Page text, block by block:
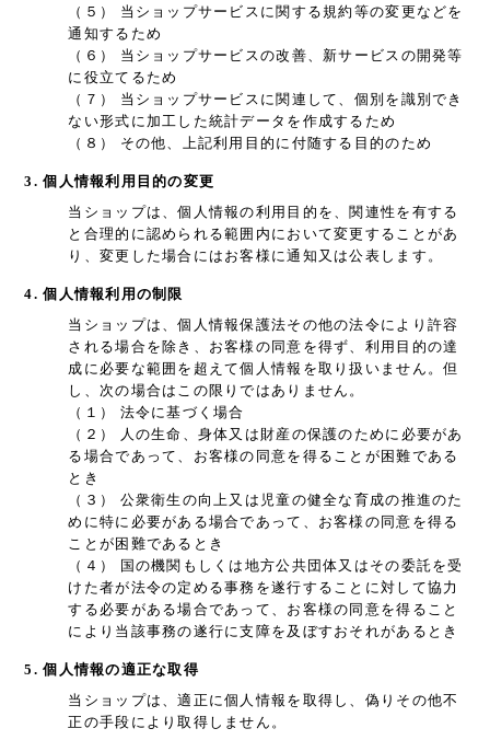
（５） 当ショップサービスに関する規約等の変更などを
通知するため
（６） 当ショップサービスの改善、新サービスの開発等
に役立てるため
（７） 当ショップサービスに関連して、個別を識別でき
ない形式に加工した統計データを作成するため
（８） その他、上記利用目的に付随する目的のため
3. 個人情報利用目的の変更
当ショップは、個人情報の利用目的を、関連性を有する
と合理的に認められる範囲内において変更することがあ
り、変更した場合にはお客様に通知又は公表します。
4. 個人情報利用の制限
当ショップは、個人情報保護法その他の法令により許容
される場合を除き、お客様の同意を得ず、利用目的の達
成に必要な範囲を超えて個人情報を取り扱いません。但
し、次の場合はこの限りではありません。
（１） 法令に基づく場合
（２） 人の生命、身体又は財産の保護のために必要があ
る場合であって、お客様の同意を得ることが困難である
とき
（３） 公衆衛生の向上又は児童の健全な育成の推進のた
めに特に必要がある場合であって、お客様の同意を得る
ことが困難であるとき
（４） 国の機関もしくは地方公共団体又はその委託を受
けた者が法令の定める事務を遂行することに対して協力
する必要がある場合であって、お客様の同意を得ること
により当該事務の遂行に支障を及ぼすおそれがあるとき
5. 個人情報の適正な取得
当ショップは、適正に個人情報を取得し、偽りその他不
正の手段により取得しません。